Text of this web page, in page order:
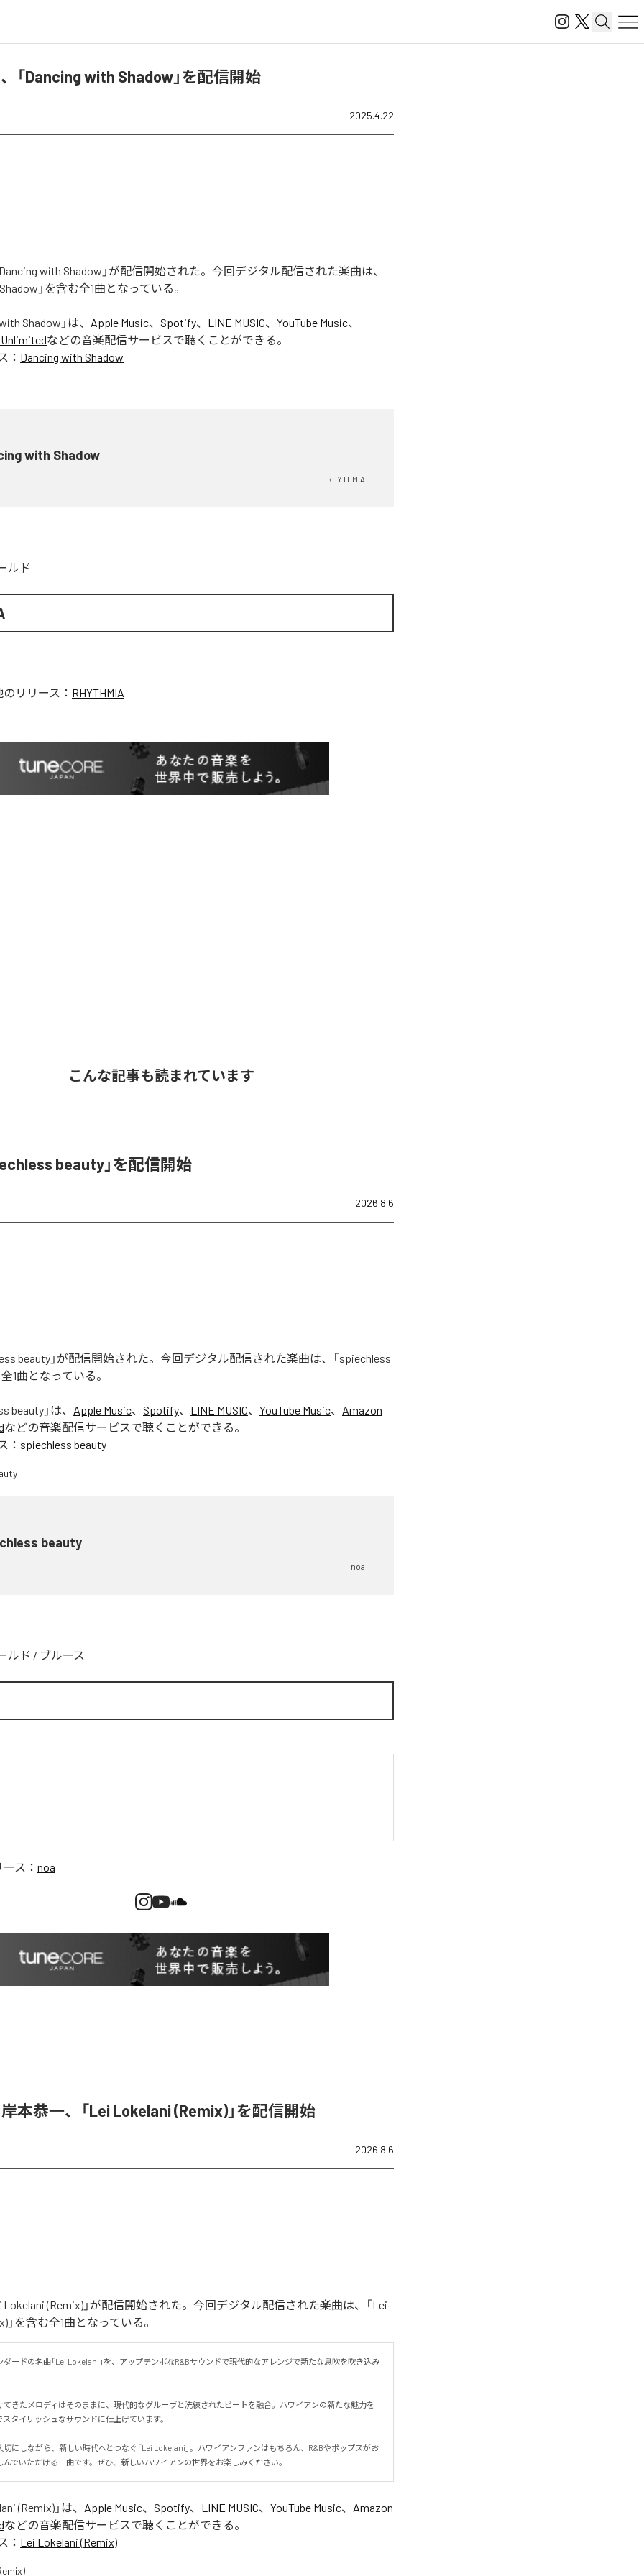
「Dancing with Shadow」を配信開始
2025.4.22
Dancing with Shadow」が配信開始された。今回デジタル配信された楽曲は、
」を含む全1曲となっている。
Shadow 」は、 Apple Music、 Spotify、 LINE MUSIC、 YouTube Music、
などの音楽配信サービスで聴くことができる。
： Dancing with Shadow
with Shadow
RHYTHMIA
ルド
のリリース： RHYTHMIA
こんな記事も読まれています
beauty」を配信開始
2026.8.6
beauty」が配信開始された。今回デジタル配信された楽曲は、「spiechless
1曲となっている。
beauty 」は、 Apple Music、 Spotify、 LINE MUSIC、 YouTube Music、 Amazon
などの音楽配信サービスで聴くことができる。
： spiechless beauty
beauty
noa
ルド / ブルース
ス： noa
本恭一、「Lei Lokelani (Remix)」を配信開始
2026.8.6
(Remix)」が配信開始された。今回デジタル配信された楽曲は、「Lei
」を含む全1曲となっている。
ダードの名曲「Lei Lokelani」を、アップテンポなR&Bサウンドで現代的なアレンジで新たな息吹を吹き込み
てきたメロディはそのままに、現代的なグルーヴと洗練されたビートを融合。ハワイアンの新たな魅力を
タイリッシュなサウンドに仕上げています。
にしながら、新しい時代へとつなぐ「Lei Lokelani」。ハワイアンファンはもちろん、R&Bやポップスがお
でいただける一曲です。ぜひ、新しいハワイアンの世界をお楽しみください。
(Remix) 」は、 Apple Music、 Spotify、 LINE MUSIC、 YouTube Music、 Amazon
などの音楽配信サービスで聴くことができる。
： Lei Lokelani (Remix)